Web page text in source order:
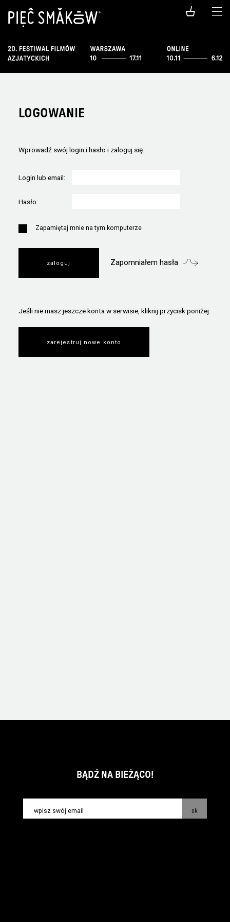
LOGOWANIE
Wprowadź swój login i hasło i zaloguj się.
Login lub email:
Hasło:
Zapamiętaj mnie na tym komputerze
Zapomniałem hasła
Jeśli nie masz jeszcze konta w serwisie, kliknij przycisk poniżej:
zarejestruj nowe konto
BĄDŹ NA BIEŻĄCO!
ok